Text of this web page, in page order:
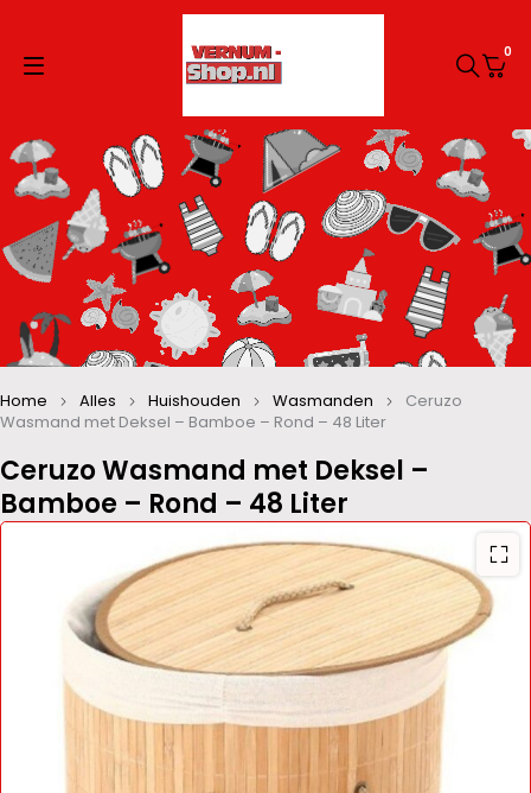
0
Ceruzo Wasmand met Deksel –
Bamboe – Rond – 48 Liter
Home Alles Huishouden Wasmanden
Ceruzo
Wasmand met Deksel – Bamboe – Rond – 48 Liter